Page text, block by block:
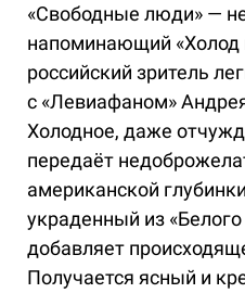
«Свободные люди» —
напоминающий «Холод
российский зритель
с «Левиафаном»
Холодное, даже
передаёт
американской
украденный из
добавляет
Получается ясный и